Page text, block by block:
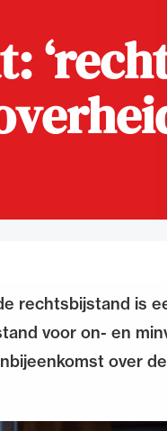
rechtsbijstand is
voor on- en
over
de